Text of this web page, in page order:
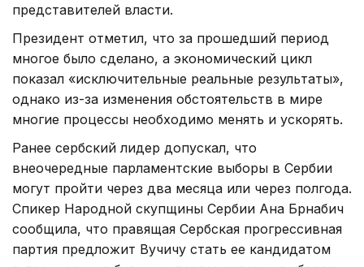
представителей власти.
Президент отметил, что за прошедший период
многое было сделано, а экономический цикл
показал «исключительные реальные результаты»,
однако из-за изменения обстоятельств в мире
многие процессы необходимо менять и ускорять.
Ранее сербский лидер допускал, что
внеочередные парламентские выборы в Сербии
могут пройти через два месяца или через полгода.
Спикер Народной скупщины Сербии Ана Брнабич
сообщила, что правящая Сербская прогрессивная
партия предложит Вучичу стать ее кандидатом